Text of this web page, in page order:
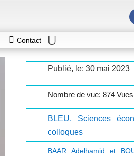
Contact
Publié, le: 30 mai 2023
Nombre de vue: 874 Vues
BLEU, Sciences
colloques
BAAR Adelhamid et